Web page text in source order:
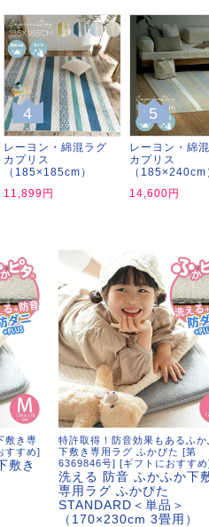
4
レーヨン・綿混ラグ
カプリス
（185×185cm）
11,899円
5
レーヨン・綿
カプリス
（185×240cm
14,600円
敷き専
すすめ]
敷き
特許取得！防音効果もあるふか
下敷き専用ラグ ふかぴた [第
6369846号] [ギフトにおすす
洗える 防音 ふかふか下
専用ラグ ふかぴた
STANDARD＜単品＞
（170×230cm 3畳用）